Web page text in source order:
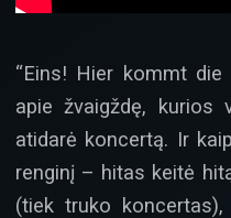
“Eins! Hier kommt
apie žvaigždę, kurios
atidarė koncertą. Ir
renginį – hitas keitė
(tiek truko